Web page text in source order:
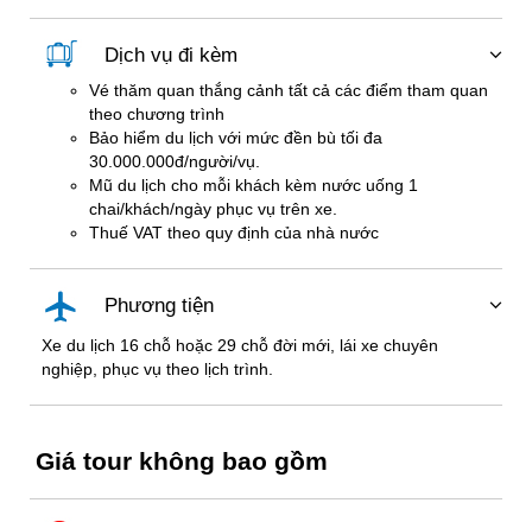
Dịch vụ đi kèm
Vé thăm quan thắng cảnh tất cả các điểm tham quan
theo chương trình
Bảo hiểm du lịch với mức đền bù tối đa
30.000.000đ/người/vụ.
Mũ du lịch cho mỗi khách kèm nước uống 1
chai/khách/ngày phục vụ trên xe.
Thuế VAT theo quy định của nhà nước
Phương tiện
Xe du lịch 16 chỗ hoặc 29 chỗ đời mới, lái xe chuyên
nghiệp, phục vụ theo lịch trình.
Giá tour không bao gồm